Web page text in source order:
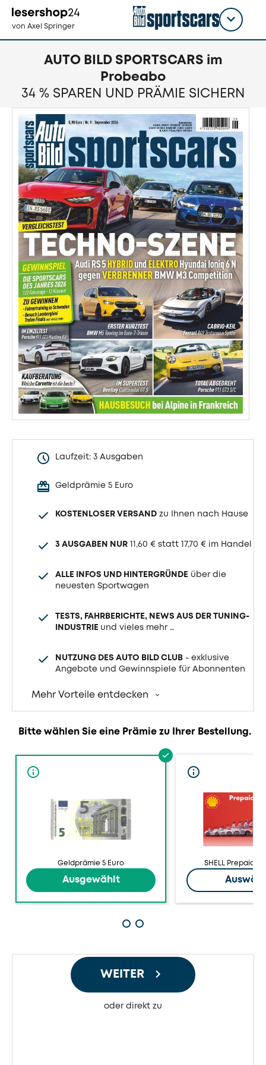
zum
Inhalt
von Axel Springer
Titel
AUTO BILD SPORTSCARS im
Probeabo
34 % SPAREN UND PRÄMIE SICHERN
Laufzeit: 3 Ausgaben
Geldprämie 5 Euro
KOSTENLOSER VERSAND zu Ihnen nach Hause
3 AUSGABEN NUR 11,60 € statt 17,70 € im Handel
ALLE INFOS UND HINTERGRÜNDE über die
neuesten Sportwagen
TESTS, FAHRBERICHTE, NEWS AUS DER TUNING-
INDUSTRIE und vieles mehr …
NUTZUNG DES AUTO BILD CLUB - exklusive
Angebote und Gewinnspiele für Abonnenten
Mehr Vorteile entdecken
Bitte wählen Sie eine Prämie zu Ihrer Bestellung.
1
2
2
2
Weitere
Prämie
Geldprämie
anzeigenGeldprämie 5 Euro
Ausgewählt
Weitere
Prämie
Prepaid
Euro
anzeigen
SHELL Prepaid
WEITER
oder direkt zu